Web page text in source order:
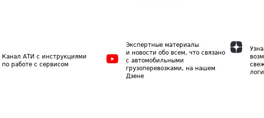
Канал АТИ с инструкциями
по работе с сервисом
Экспертные материалы
и новости обо всем, что связано
с автомобильными
грузоперевозками, на нашем
Дзене